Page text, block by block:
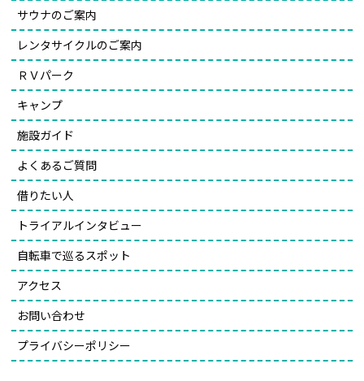
サウナのご案内
レンタサイクルのご案内
ＲＶパーク
キャンプ
施設ガイド
よくあるご質問
借りたい人
トライアルインタビュー
自転車で巡るスポット
アクセス
お問い合わせ
プライバシーポリシー